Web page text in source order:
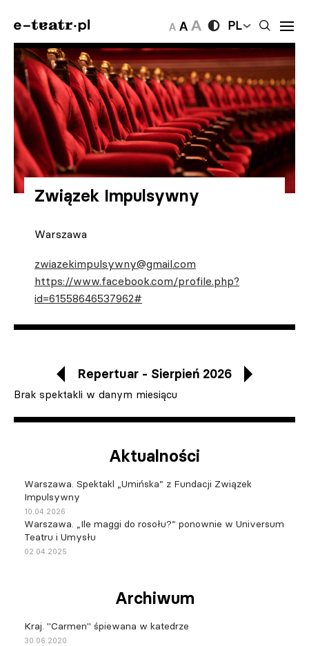
PL
Związek Impulsywny
Warszawa
zwiazekimpulsywny@gmail.com
https://www.facebook.com/profile.php?
id=61558646537962#
Repertuar - Sierpień 2026
Brak spektakli w danym miesiącu
Aktualności
Warszawa. Spektakl „Umińska” z Fundacji Związek
Impulsywny
10.04.2026
Warszawa. „Ile maggi do rosołu?” ponownie w Universum
Teatru i Umysłu
02.04.2025
Archiwum
Kraj. "Carmen" śpiewana w katedrze
30.06.2020